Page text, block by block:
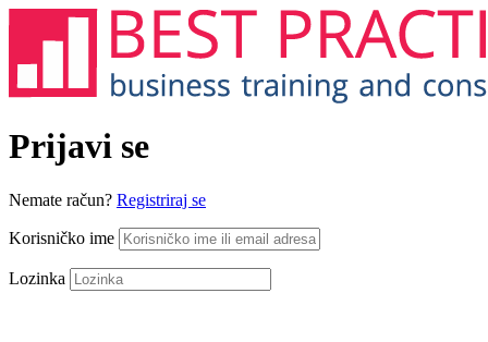
Prijavi se
Nemate račun? Registriraj se
Korisničko ime
Lozinka